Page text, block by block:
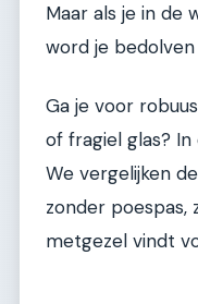
Maar als je in de
word je
Ga je voor
of fragiel glas?
We vergelijken
zonder
metgezel vindt